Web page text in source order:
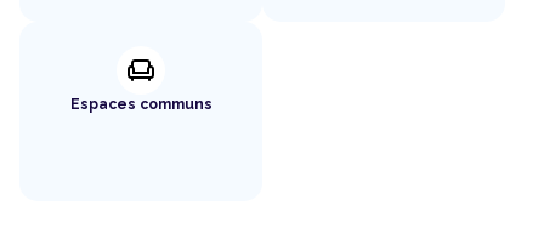
chair
Espaces communs